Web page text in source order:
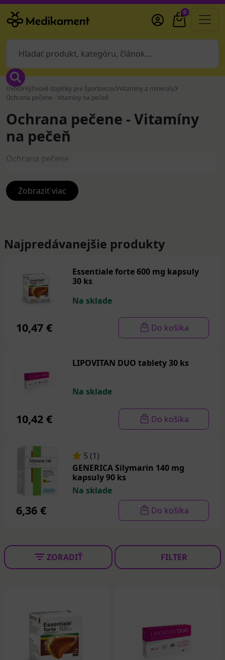
0
Úvod Výživové doplnky pre športovcov Vitamíny a minerály
Ochrana pečene - Vitamíny na pečeň
Ochrana pečene - Vitamíny
na pečeň
Ochrana pečene
Zobraziť viac
Najpredávanejšie produkty
Essentiale forte 600 mg kapsuly
30 ks
Na sklade
10,47 € Do košíka
LIPOVITAN DUO tablety 30 ks
Na sklade
10,42 € Do košíka
5 (1)
GENERICA Silymarin 140 mg
kapsuly 90 ks
Na sklade
6,36 € Do košíka
ZORADIŤ FILTER